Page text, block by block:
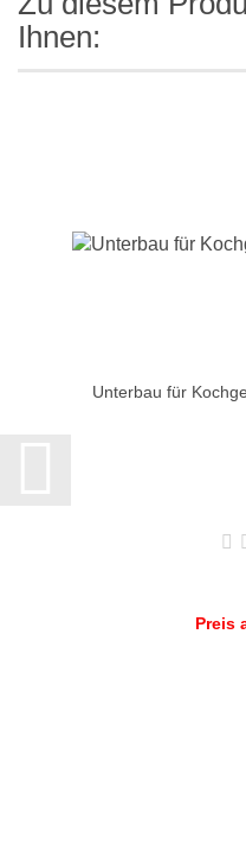
Ihnen:
Unterbau für
Preis